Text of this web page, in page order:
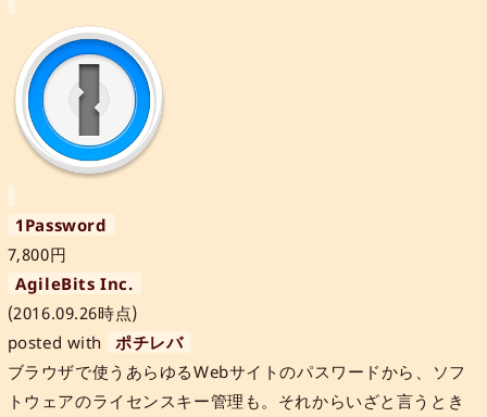
1Password
7,800円
AgileBits Inc.
(2016.09.26時点)
posted with
ポチレバ
ブラウザで使うあらゆるWebサイトのパスワードから、ソフ
トウェアのライセンスキー管理も。それからいざと言うとき